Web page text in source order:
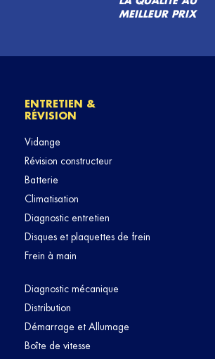
MEILLEUR PRIX
ENTRETIEN &
RÉVISION
Vidange
Révision constructeur
Batterie
Climatisation
Diagnostic entretien
Disques et plaquettes de frein
Frein à main
Diagnostic mécanique
Distribution
Démarrage et Allumage
Boîte de vitesse